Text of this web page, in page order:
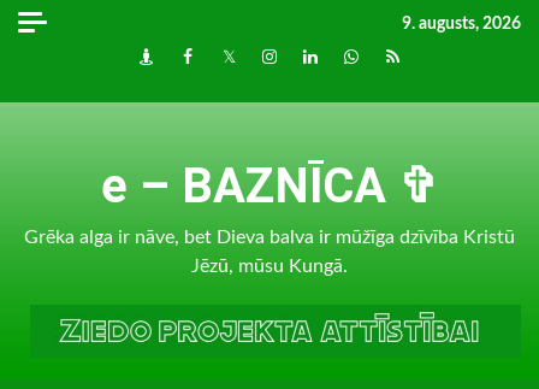
Skip
9. augusts, 2026
DraugiemFacebook
TwitterInstagram
LinkedInwhatsapp
RSS
e – BAZNĪCA ✞
Grēka alga ir nāve, bet Dieva balva ir mūžīga dzīvība Kristū
Jēzū, mūsu Kungā.